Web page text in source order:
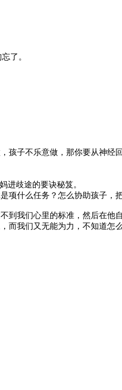
了。
孩子不乐意做，那你要从神经
进歧途的要诀秘笈。
项什么任务？怎么协助孩子，
到我们心里的标准，然后在他
我们又无能为力，不知道怎